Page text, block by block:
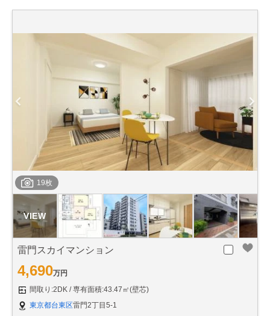
19枚
雷門スカイマンション
4,690万円
間取り:2DK
専有面積:43.47㎡(壁芯)
東京都台東区雷門2丁目5-1